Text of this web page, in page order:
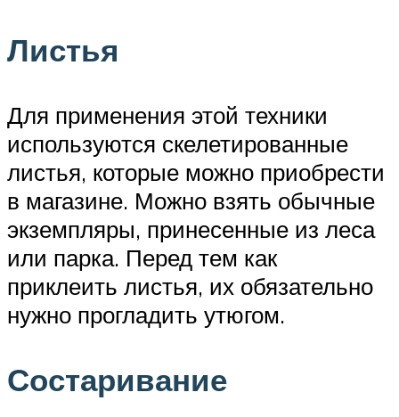
Листья
Для применения этой техники
используются скелетированные
листья, которые можно приобрести
в магазине. Можно взять обычные
экземпляры, принесенные из леса
или парка. Перед тем как
приклеить листья, их обязательно
нужно прогладить утюгом.
Состаривание